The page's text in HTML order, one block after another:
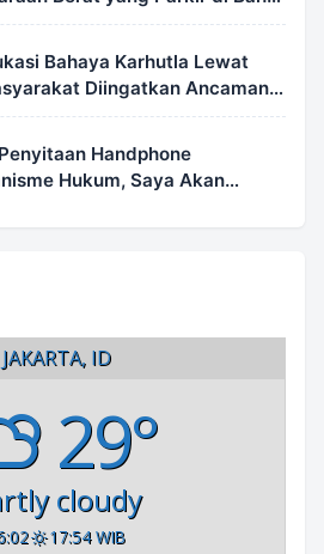
Bahaya Karhutla Lewat
Diingatkan Ancaman
Lahan
Handphone
Hukum, Saya Akan
JAKARTA, ID
29°
cloudy
17:54 WIB